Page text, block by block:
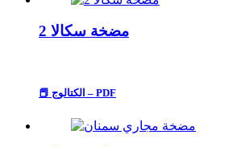
مضخة سكالا 2
📕 الكتالوج – PDF